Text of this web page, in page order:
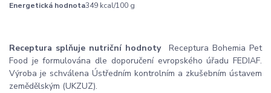
Energetická hodnota349 kcal/100 g
Receptura splňuje nutriční hodnoty Receptura Bohemia Pet
Food je formulována dle doporučení evropského úřadu FEDIAF.
Výroba je schválena Ústředním kontrolním a zkušebním ústavem
zemědělským (UKZUZ).